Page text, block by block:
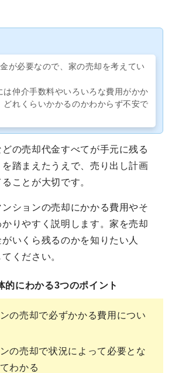
が必要なので、家の売却を考えてい
は仲介手数料やいろいろな費用がかか
どれくらいかかるのかわからず不安で
の売却代金すべてが手元に残る
踏まえたうえで、売り出し計画
ことが大切です。
ションの売却にかかる費用やそ
りやすく説明します。家を売却
いくら残るのかを知りたい人
ください。
的にわかる3つのポイント
の売却で必ずかかる費用につい
の売却で状況によって必要とな
わかる